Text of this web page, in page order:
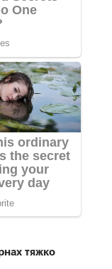
тяжко